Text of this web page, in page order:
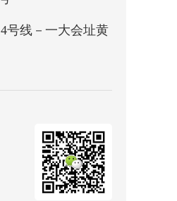
号线－一大会址黄